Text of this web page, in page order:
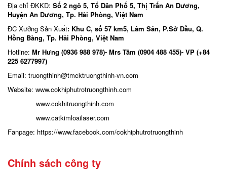
Địa chỉ ĐKKD: Số 2 ngõ 5, Tổ Dân Phố 5, Thị Trấn An Dương,
Huyện An Dương, Tp. Hải Phòng, Việt Nam
ĐC Xưởng Sản Xuất: Khu C, số 57 km5, Lâm Sản, P.Sở Dầu, Q.
Hồng Bàng, Tp. Hải Phòng, Việt Nam
Hotline: Mr Hưng (0936 988 978)- Mrs Tâm (0904 488 455)- VP (+84
225 6277997)
Email: truongthinh@tmcktruongthinh-vn.com
Website: www.cokhiphutrotruongthinh.com
www.cokhitruongthinh.com
www.catkimloailaser.com
Fanpage: https://www.facebook.com/cokhiphutrotruongthinh
Chính sách công ty